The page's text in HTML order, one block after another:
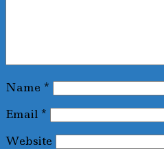
Name *
Email *
Website